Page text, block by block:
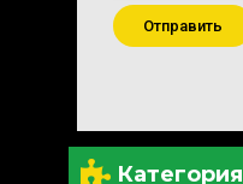
Категория
Отправить